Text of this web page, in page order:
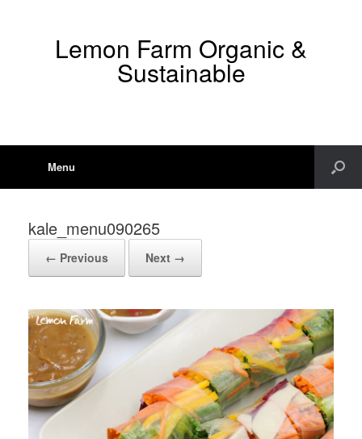
Lemon Farm Organic &
Sustainable
Menu
kale_menu090265
← Previous Next →